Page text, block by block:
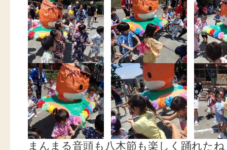
まんまる音頭も八木節も楽しく踊れた